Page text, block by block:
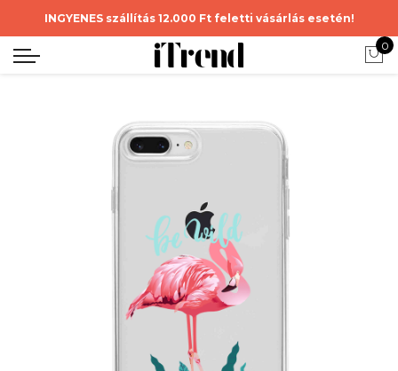
INGYENES szállítás 12.000 Ft feletti vásárlás esetén!
0